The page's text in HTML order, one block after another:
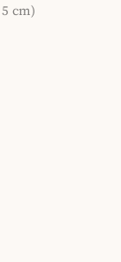
cm)